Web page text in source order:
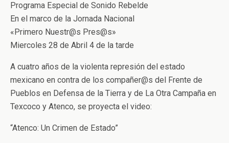
Programa Especial de Sonido Rebelde
En el marco de la Jornada Nacional
«Primero Nuestr@s Pres@s»
Miercoles 28 de Abril 4 de la tarde
A cuatro años de la violenta represión del estado
mexicano en contra de los compañer@s del Frente de
Pueblos en Defensa de la Tierra y de La Otra Campaña en
Texcoco y Atenco, se proyecta el video:
“Atenco: Un Crimen de Estado”